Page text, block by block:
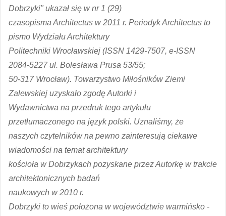
Dobrzyki" ukazał się w nr 1 (29)
czasopisma Architectus w 2011 r. Periodyk Architectus to
pismo Wydziału Architektury
Politechniki Wrocławskiej (ISSN 1429-7507, e-ISSN
2084-5227 ul. Bolesława Prusa 53/55;
50-317 Wrocław). Towarzystwo Miłośników Ziemi
Zalewskiej uzyskało zgodę Autorki i
Wydawnictwa na przedruk tego artykułu
przetłumaczonego na język polski. Uznaliśmy, że
naszych czytelników na pewno zainteresują ciekawe
wiadomości na temat architektury
kościoła w Dobrzykach pozyskane przez Autorkę w trakcie
architektonicznych badań
naukowych w 2010 r.
Dobrzyki to wieś położona w województwie warmińsko -